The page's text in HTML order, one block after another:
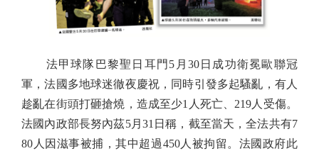
法甲球隊巴黎聖日耳門5月30日成功衛冕歐聯冠
軍，法國多地球迷徹夜慶祝，同時引發多起騷亂，有人
趁亂在街頭打砸搶燒，造成至少1人死亡、219人受傷。
法國內政部長努內茲5月31日稱，截至當天，全法共有7
80人因滋事被捕，其中超過450人被拘留。法國政府此